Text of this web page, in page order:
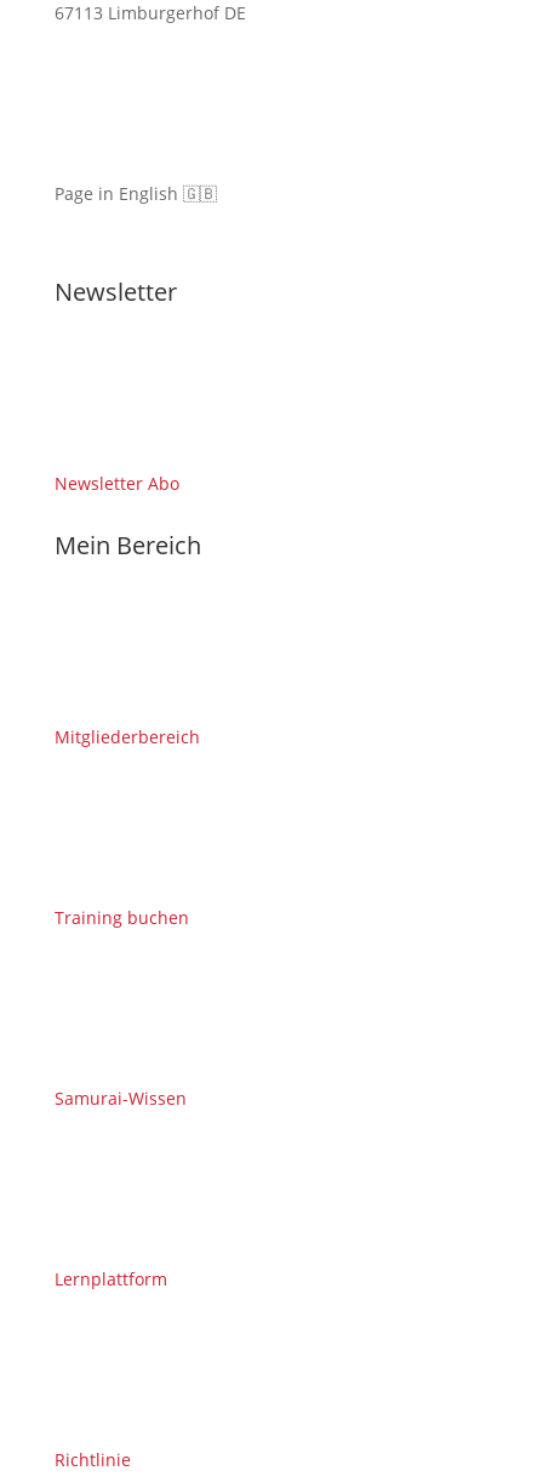
67113 Limburgerhof DE
Page in English 🇬🇧
Newsletter
Newsletter Abo
Mein Bereich
Mitgliederbereich
Training buchen
Samurai-Wissen
Lernplattform
Richtlinie